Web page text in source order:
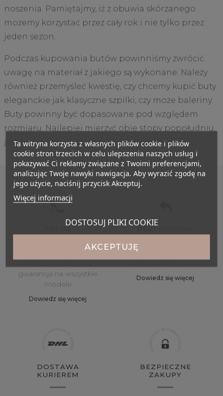
noszenia. Pamiętajmy, iż z obuwia skórzanego
możemy korzystać przez cały rok i nie tylko przez
jeden sezon.
Podczas kupowania butów powinniśmy zwrócić
uwagę na materiał z jakiego są wykonane. Należy
również przemyśleć kwestię, czy chcemy kupić buty
eleganckie jak klasyczne szpilki, czy może baleriny.
Buty powinny być dopasowane pod względem
rozmiaru. Najlepiej mierzyć obie stopy popołudniu,
jest to gwarancją dobrze dobranego rozmiaru.
GWARANCJA
gwarancja na wszystkie
modele
Dowiedz się więcej
ROZMIAR
Dowiedz się więcej
DOSTAWA
KURIEREM
BEZPIECZNE
ZAKUPY
Ta witryna korzysta z własnych plików cookie i plików
cookie stron trzecich w celu ulepszenia naszych usług i
pokazywać Ci reklamy związane z Twoimi preferencjami,
analizując Twoje nawyki nawigacja. Aby wyrazić zgodę na
jego użycie, naciśnij przycisk Akceptuj.
Więcej informacji
DOSTOSUJ PLIKI COOKIE
AKCEPTUJĘ